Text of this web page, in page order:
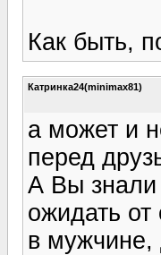
Как быть,
Катринка24(minimax81)
а может и
перед
А Вы знали
ожидать
в